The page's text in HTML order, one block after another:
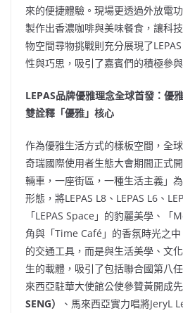
來的便捷體驗。現場更透過外放電
製作出香濃咖啡與美味餐食，讓科
物空間尋物挑戰則充分展現了
性與巧思，吸引了嘉賓們的積極參與
LEPAS品牌優雅理念全球首發：優
雙詮釋「優雅」核心
作為優雅生活方式的樣板空間，全
奇瑞國際使用者生態大會期間正式
輛車，一座街區，一種生活主義」
形態，將LEPAS L8、LEPAS L6、
「LEPAS Space」的豹麗美學、
角與「Time Café」的香氛時光之
的交通工具，而是與生活美學、文
生的載體，吸引了包括聯合國第八
來西亞駐華大使館公使參贊黃開成
SENG）
、馬來西亞實力唱將JeryL